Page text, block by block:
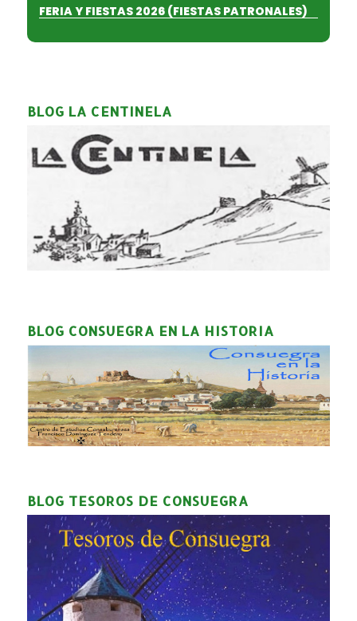
FERIA Y FIESTAS 2026 (FIESTAS PATRONALES)
BLOG LA CENTINELA
BLOG CONSUEGRA EN LA HISTORIA
BLOG TESOROS DE CONSUEGRA